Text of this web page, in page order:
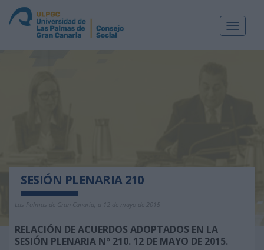
Toggle
SESIÓN PLENARIA 210
Las Palmas de Gran Canaria, a 12 de mayo de 2015
RELACIÓN DE ACUERDOS ADOPTADOS EN LA
SESIÓN PLENARIA Nº 210. 12 DE MAYO DE 2015.